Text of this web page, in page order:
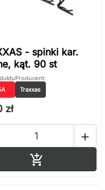
- spinki kar.
kąt. 90 st
Producent:
Traxxas
zł

